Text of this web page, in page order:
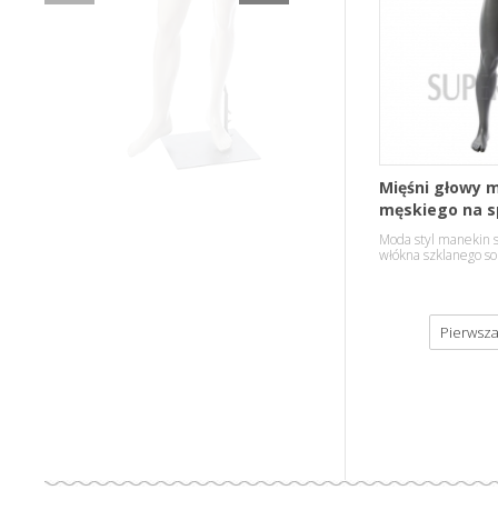
Mięśni głowy
męskiego na
Moda styl manekin
włókna szklanego